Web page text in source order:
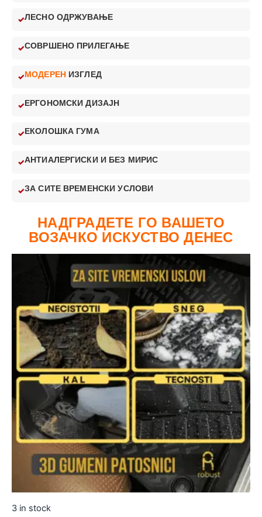
ЛЕСНО ОДРЖУВАЊЕ
СОВРШЕНО ПРИЛЕГАЊЕ
МОДЕРЕН ИЗГЛЕД
ЕРГОНОМСКИ ДИЗАЈН
ЕКОЛОШКА ГУМА
АНТИАЛЕРГИСКИ И БЕЗ МИРИС
ЗА СИТЕ ВРЕМЕНСКИ УСЛОВИ
НАДГРАДЕТЕ ГО ВАШЕТО
ВОЗАЧКО ИСКУСТВО ДЕНЕС
3 in stock